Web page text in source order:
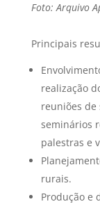
Foto: Arquivo
Principais
realização
reuniões de
seminários
palestras e
rurais.
Produção e